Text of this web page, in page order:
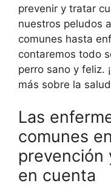
prevenir y tratar
nuestros peludos
comunes hasta
contaremos todo
perro sano y feliz.
más sobre la
Las
comunes
prevención
en cuenta